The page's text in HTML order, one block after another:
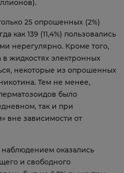
25 опрошенных (2%)
как 139 (11,4%) пользовались
нерегулярно. Кроме того,
жидкостях электронных
некоторые из опрошенных
Тем не менее,
было
так и при
вне зависимости от
оказались
и свободного